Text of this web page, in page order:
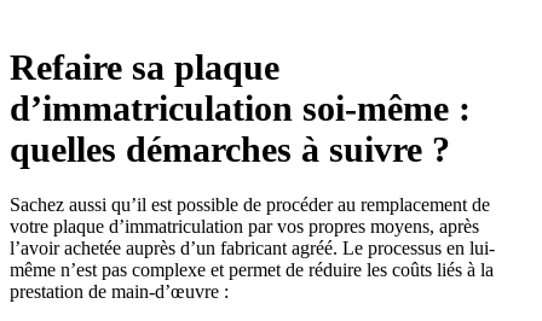
Refaire sa plaque
d’immatriculation soi-même :
quelles démarches à suivre ?
Sachez aussi qu’il est possible de procéder au remplacement de
votre plaque d’immatriculation par vos propres moyens, après
l’avoir achetée auprès d’un fabricant agréé. Le processus en lui-
même n’est pas complexe et permet de réduire les coûts liés à la
prestation de main-d’œuvre :